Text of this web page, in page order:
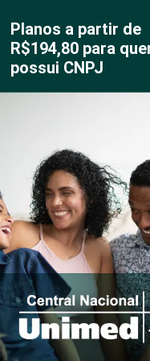
Planos a partir de
R$194,80 para
possui CNPJ